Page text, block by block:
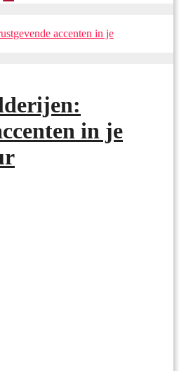
accenten in je
in je